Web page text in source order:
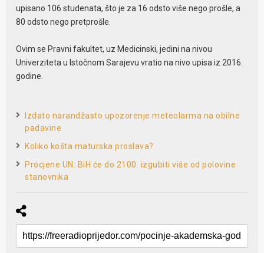
upisano 106 studenata, što je za 16 odsto više nego prošle, a
80 odsto nego pretprošle.
Ovim se Pravni fakultet, uz Medicinski, jedini na nivou
Univerziteta u Istočnom Sarajevu vratio na nivo upisa iz 2016.
godine.
Izdato narandžasto upozorenje meteolarma na obilne
padavine
Koliko košta maturska proslava?
Procjene UN: BiH će do 2100. izgubiti više od polovine
stanovnika